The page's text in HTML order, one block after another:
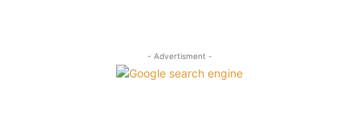
- Advertisment -